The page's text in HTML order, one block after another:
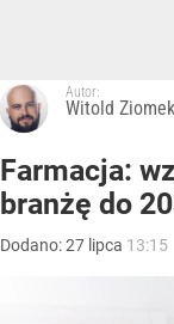
Autor:
Witold Ziomek
Farmacja:
branżę do
Dodano:27 lipca 13:15